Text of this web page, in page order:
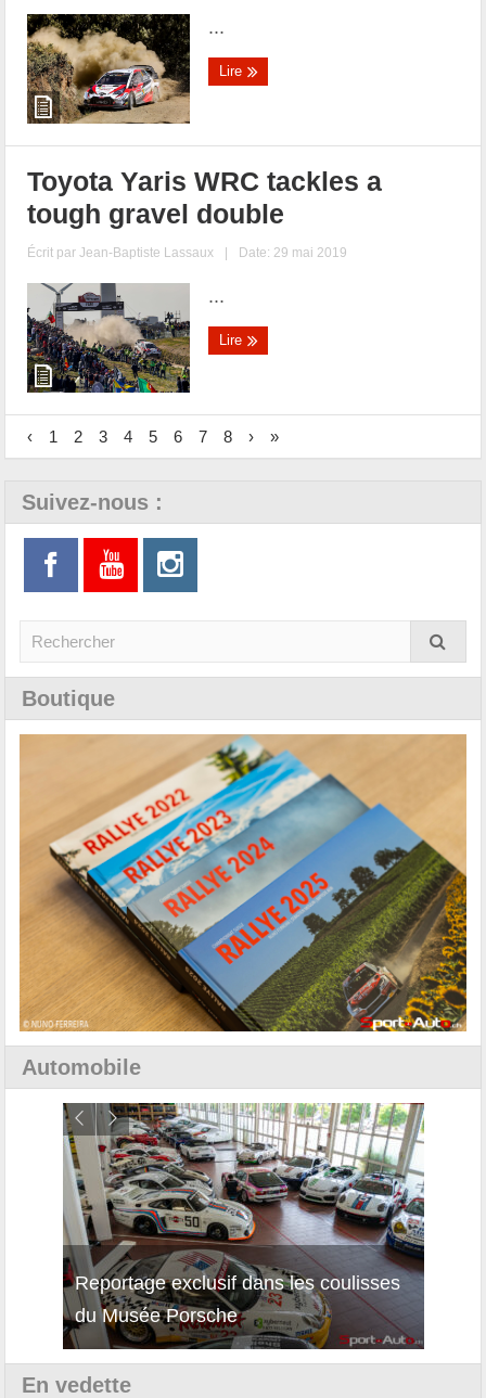
...
Lire
Toyota Yaris WRC tackles a
tough gravel double
Écrit parJean-Baptiste Lassaux | Date: 29 mai 2019
...
Lire
‹ 1 2 3 4 5 6 7 8 › »
Suivez-nous :
Boutique
Automobile
Reportage exclusif dans les coulisses
du Musée Porsche
En vedette